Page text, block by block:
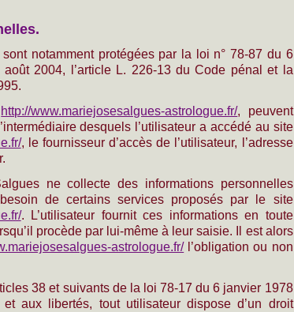
notamment protégées par la loi n° 78-87 du 6
2004, l’article L. 226-13 du Code pénal et la
http://www.mariejosesalgues-astrologue.fr/, peuvent
desquels l’utilisateur a accédé au site
, le fournisseur d’accès de l’utilisateur, l’adresse
ne collecte des informations personnelles
de certains services proposés par le site
. L’utilisateur fournit ces informations en toute
procède par lui-même à leur saisie. Il est alors
astrologue.fr/l’obligation ou non
38 et suivants de la loi 78-17 du 6 janvier 1978
aux libertés, tout utilisateur dispose d’un droit